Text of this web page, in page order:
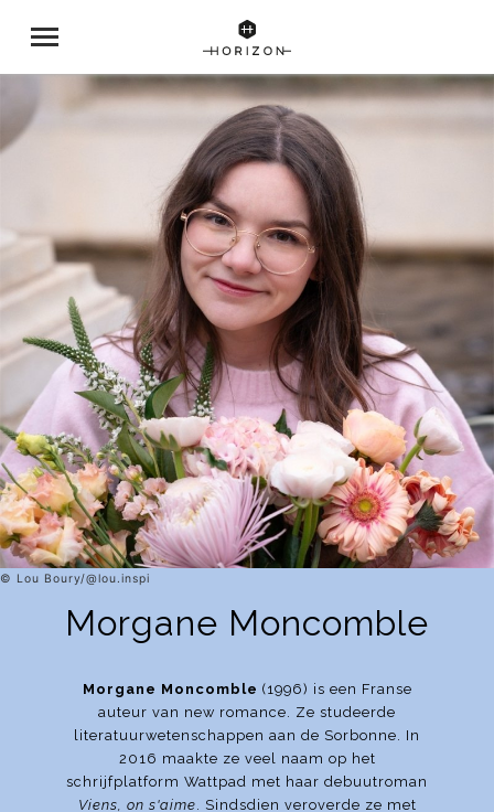
© Lou Boury/@lou.inspi
Morgane Moncomble
Morgane Moncomble (1996) is een Franse
auteur van new romance. Ze studeerde
literatuurwetenschappen aan de Sorbonne. In
2016 maakte ze veel naam op het
schrijfplatform Wattpad met haar debuutroman
Viens, on s'aime . Sindsdien veroverde ze met